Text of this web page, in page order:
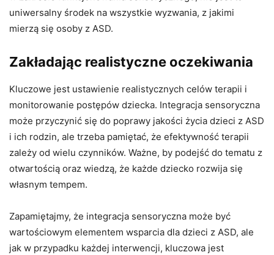
uniwersalny środek na wszystkie wyzwania, z jakimi
mierzą się osoby z ASD.
Zakładając realistyczne oczekiwania
Kluczowe jest ustawienie realistycznych celów terapii i
monitorowanie postępów dziecka. Integracja sensoryczna
może przyczynić się do poprawy jakości życia dzieci z ASD
i ich rodzin, ale trzeba pamiętać, że efektywność terapii
zależy od wielu czynników. Ważne, by podejść do tematu z
otwartością oraz wiedzą, że każde dziecko rozwija się
własnym tempem.
Zapamiętajmy, że integracja sensoryczna może być
wartościowym elementem wsparcia dla dzieci z ASD, ale
jak w przypadku każdej interwencji, kluczowa jest